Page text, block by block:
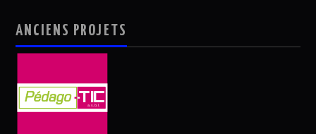
ANCIENS PROJETS